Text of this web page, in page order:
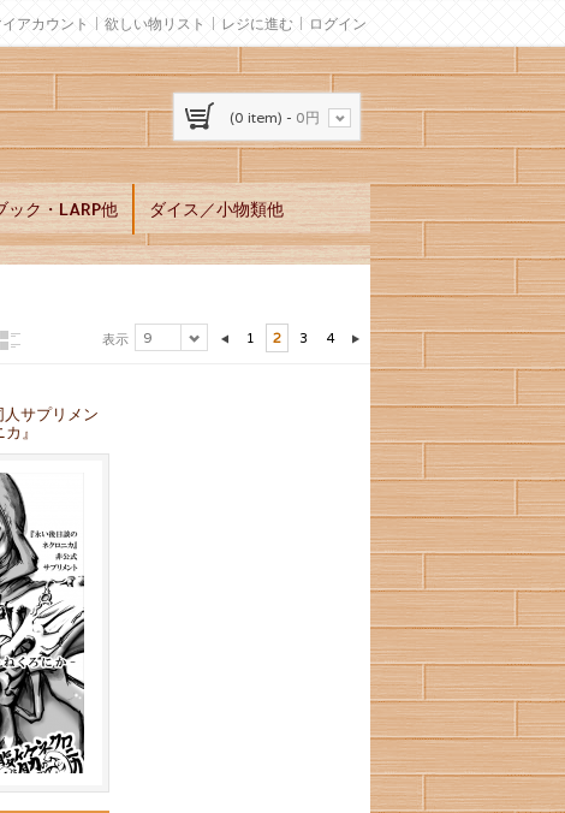
イアカウント 欲しい物リスト レジに進む ログイン
(0 item) - 0円
ック・LARP他 ダイス／小物類他
表示 9 1 2 3 4
人サプリメン
』